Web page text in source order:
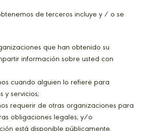
de terceros incluye y / o se
que han obtenido su
información sobre usted con
cuando alguien lo refiere para
y servicios;
requerir de otras organizaciones para
obligaciones legales; y/o
está disponible públicamente.